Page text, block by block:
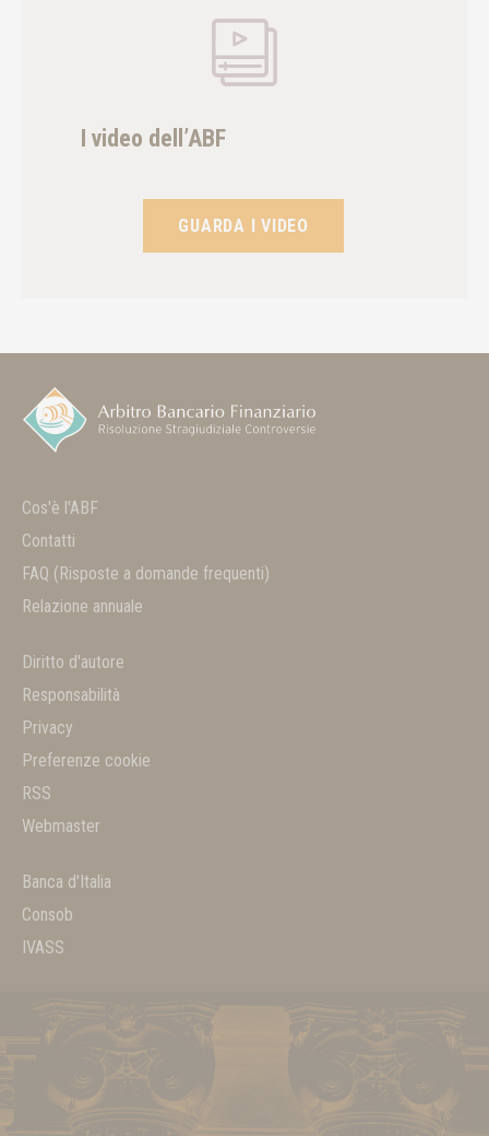
I video dell’ABF
GUARDA I VIDEO
Cos'è l'ABF
Contatti
FAQ (Risposte a domande frequenti)
Relazione annuale
Diritto d'autore
Responsabilità
Privacy
Preferenze cookie
RSS
Webmaster
Banca d'Italia
Consob
IVASS